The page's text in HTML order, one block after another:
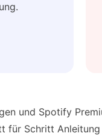
und Spotify
für Schritt